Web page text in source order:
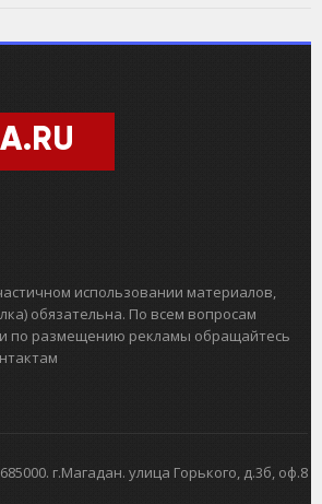
использовании материалов,
обязательна. По всем вопросам
по размещению рекламы обращайтесь
г.Магадан. улица Горького, д.3б, оф.8